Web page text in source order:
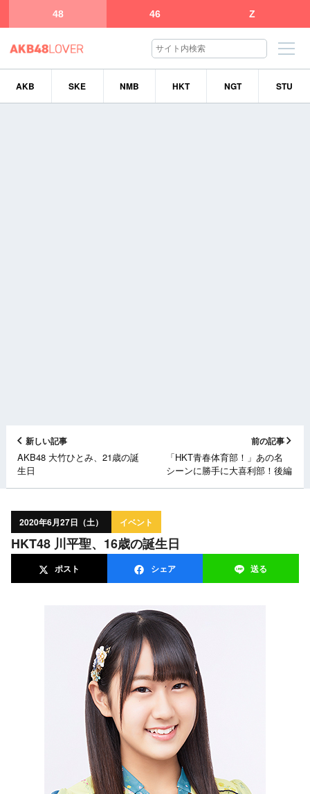
48 46 Z
AKB SKE NMB HKT NGT STU
新しい記事
AKB48 大竹ひとみ、21歳の誕
生日
前の記事
「HKT青春体育部！」あの名
シーンに勝手に大喜利部！後編
2020年6月27日（土） イベント
HKT48 川平聖、16歳の誕生日
ポスト シェア 送る